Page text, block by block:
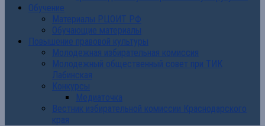
Обучение
Материалы РЦОИТ РФ
Обучающие материалы
Повышение правовой культуры
Молодежная избирательная комиссия
Молодежный общественный совет при ТИК
Лабинская
Конкурсы
Медиаточка
Вестник избирательной комиссии Краснодарского
края